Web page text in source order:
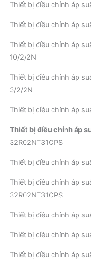
Thiết bị điều chỉnh áp
Thiết bị điều chỉnh áp
Thiết bị điều chỉnh áp
10/2/2N
Thiết bị điều chỉnh áp
3/2/2N
Thiết bị điều chỉnh áp
Thiết bị điều chỉnh áp
32R02NT31CPS
Thiết bị điều chỉnh áp
Thiết bị điều chỉnh áp
32R02NT31CPS
Thiết bị điều chỉnh áp
Thiết bị điều chỉnh áp
Thiết bị điều chỉnh áp